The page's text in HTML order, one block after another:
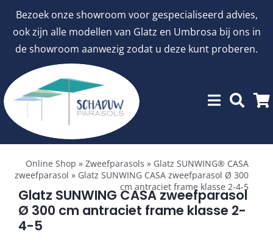
Bezoek onze showroom voor gespecialiseerd advies,
ook zijn alle modellen van Glatz en Umbrosa bij ons in
de showroom aanwezig zodat u deze kunt proberen.
inhoud
Toggle
Navigation
aanbiedingen
Stokparasols
Online Shop » Zweefparasols » Glatz SUNWING® CASA
zweefparasol » Glatz SUNWING CASA zweefparasol Ø 300
cm antraciet frame klasse 2-4-5
Glatz SUNWING CASA zweefparasol
Ø 300 cm antraciet frame klasse 2-
4-5